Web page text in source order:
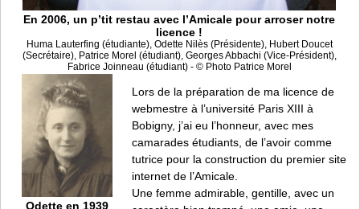
En 2006, un p’tit restau avec l’Amicale pour arroser notre
licence !
Huma Lauterfing (étudiante), Odette Nilès (Présidente), Hubert Doucet
(Secrétaire), Patrice Morel (étudiant), Georges Abbachi (Vice-Président),
Fabrice Joinneau (étudiant) - © Photo Patrice Morel
Odette en 1939
Lors de la préparation de ma licence de
webmestre à l’université Paris XIII à
Bobigny, j’ai eu l’honneur, avec mes
camarades étudiants, de l’avoir comme
tutrice pour la construction du premier site
internet de l’Amicale.
Une femme admirable, gentille, avec un